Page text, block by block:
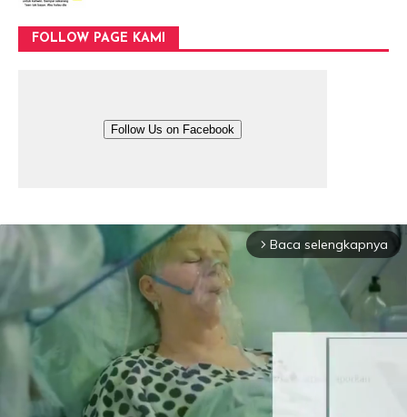
FOLLOW PAGE KAMI
Follow Us on Facebook
arrow_forward_ios Baca selengkapnya